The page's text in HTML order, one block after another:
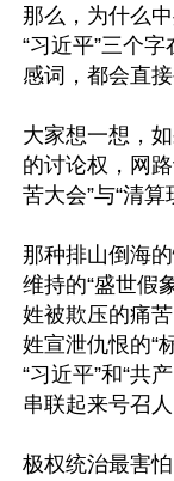
那么，为什么
“习近平”三个
感词，都会直
大家想一想，如
的讨论权，网
苦大会”与“清算
那种排山倒海
维持的“盛世假
姓被欺压的痛
姓宣泄仇恨的“
“习近平”和“共
串联起来号召
极权统治最害